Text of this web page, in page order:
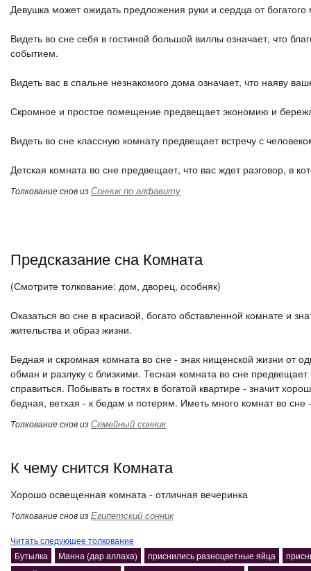
Девушка может ожидать предложения руки и сердца от
Видеть во сне себя в гостиной большой виллы означает, что
событием.
Видеть вас в спальне незнакомого дома означает, что наяву
Скромное и простое помещение предвещает экономию и
Видеть во сне классную комнату предвещает встречу с
Детская комната во сне предвещает, что вас ждет разговор, в
Толкование снов изСонник по алфавиту
Предсказание сна Комната
(Смотрите толкование: дом, дворец, особняк)
Оказаться во сне в красивой, богато обставленной комнате и
жительства и образ жизни.
Бедная и скромная комната во сне - знак нищенской жизни от
обман и разлуку с близкими. Тесная комната во сне
справиться. Побывать в гостях в богатой квартире - значит
бедная, ветхая - к бедам и потерям. Иметь много комнат во сне
Толкование снов изСемейный сонник
К чему снится Комната
Хорошо освещенная комната - отличная вечеринка
Толкование снов изЕгипетский сонник
Читать следующее толкование
Бутылка
Манна (дар аллаха) приснились разноцветные яйца